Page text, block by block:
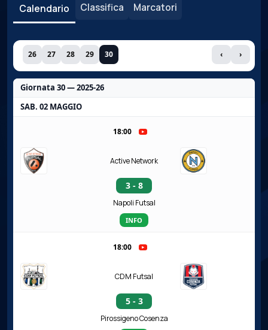
Calendario Classifica Marcatori
26 27 28 29 30 ‹ ›
Giornata 30 — 2025-26
SAB. 02 MAGGIO
18:00
Active Network
3 - 8
Napoli Futsal
INFO
18:00
CDM Futsal
5 - 3
Pirossigeno Cosenza